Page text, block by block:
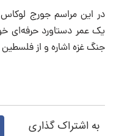
در این مراسم جورج لوکاس
یک عمر دستاورد حرفه‌ای
جنگ غزه اشاره و از
به اشتراک گذاری